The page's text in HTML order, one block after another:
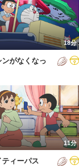
2005年
2006年
2007年
2009年
2010年
2011年
2012年
2013年
18分
がなくなっ
11分
ィーパス